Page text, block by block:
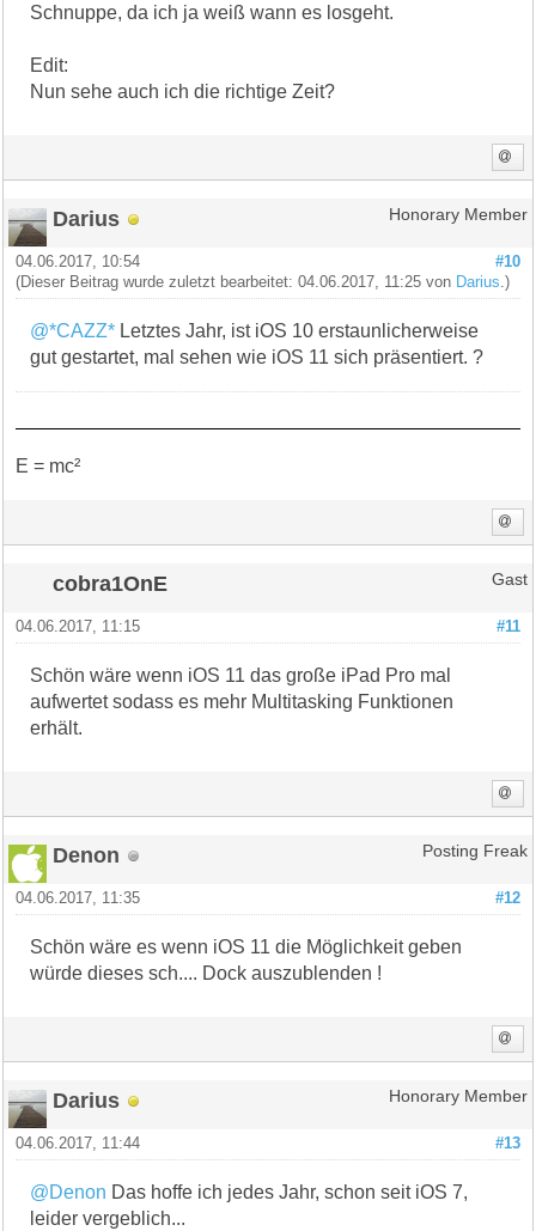
Schnuppe, da ich ja weiß wann es losgeht.
Edit:
Nun sehe auch ich die richtige Zeit?
Darius Honorary Member
#10
04.06.2017, 10:54
(Dieser Beitrag wurde zuletzt bearbeitet: 04.06.2017, 11:25 von Darius.)
@*CAZZ* Letztes Jahr, ist iOS 10 erstaunlicherweise
gut gestartet, mal sehen wie iOS 11 sich präsentiert. ?
E = mc²
cobra1OnE Gast
#11
04.06.2017, 11:15
Schön wäre wenn iOS 11 das große iPad Pro mal
aufwertet sodass es mehr Multitasking Funktionen
erhält.
Denon Posting Freak
#12
04.06.2017, 11:35
Schön wäre es wenn iOS 11 die Möglichkeit geben
würde dieses sch.... Dock auszublenden !
Darius Honorary Member
#13
04.06.2017, 11:44
@Denon Das hoffe ich jedes Jahr, schon seit iOS 7,
leider vergeblich...